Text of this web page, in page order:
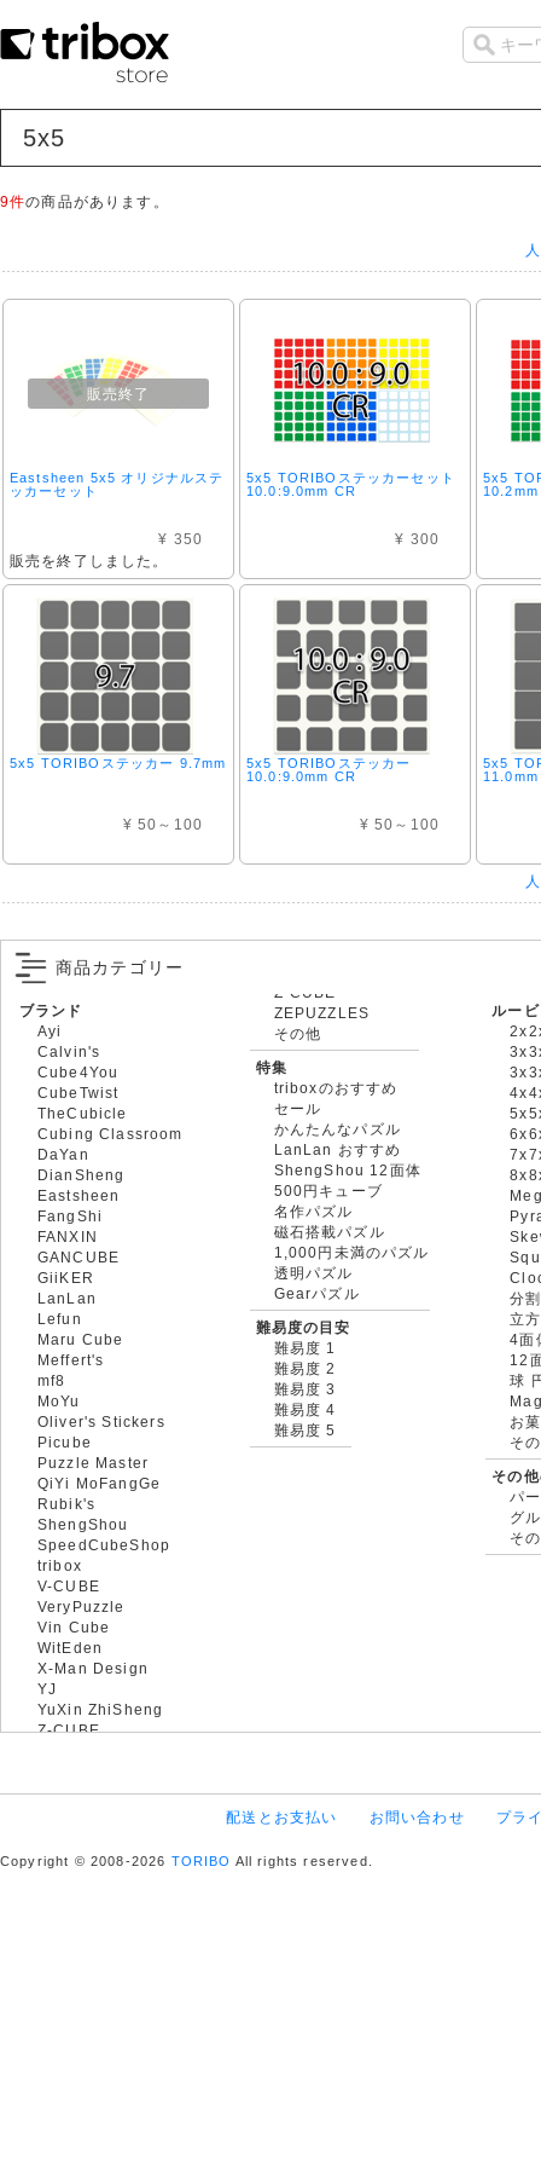
5x5
9件の商品があります。
販売終了
Eastsheen 5x5 オリジナルステ
ッカーセット
¥ 350
販売を終了しました。
5x5 TORIBOステッカーセット
10.0:9.0mm CR
¥ 300
5x5
10.2mm
5x5 TORIBOステッカー 9.7mm
¥ 50～100
5x5 TORIBOステッカー
10.0:9.0mm CR
¥ 50～100
5x5
11.0mm
商品カテゴリー
ブランド
Ayi
Calvin's
Cube4You
CubeTwist
TheCubicle
Cubing Classroom
DaYan
DianSheng
Eastsheen
FangShi
FANXIN
GANCUBE
GiiKER
LanLan
Lefun
Maru Cube
Meffert's
mf8
MoYu
Oliver's Stickers
Picube
Puzzle Master
QiYi MoFangGe
Rubik's
ShengShou
SpeedCubeShop
tribox
V-CUBE
VeryPuzzle
Vin Cube
WitEden
X-Man Design
YJ
YuXin ZhiSheng
Z-CUBE
ZEPUZZLES
その他
特集
triboxのおすすめ
セール
かんたんなパズル
LanLan おすすめ
ShengShou 12面体
500円キューブ
名作パズル
磁石搭載パズル
1,000円未満のパズル
透明パズル
Gearパズル
難易度の目安
難易度 1
難易度 2
難易度 3
難易度 4
難易度 5
ルー
分
立
4面
12
球
お
そ
その
パ
グ
そ
配送とお支払い お問い合わせ プラ
Copyright © 2008-2026 TORIBO All rights reserved.